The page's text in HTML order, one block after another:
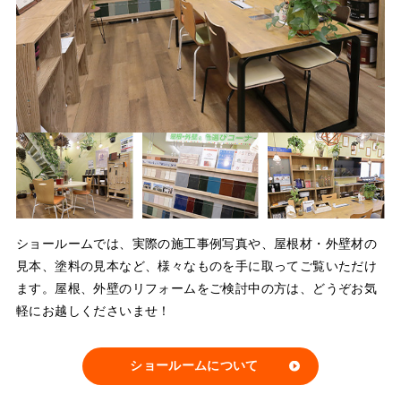
ショールームでは、実際の施工事例写真や、屋根材・外壁材の
見本、塗料の見本など、様々なものを手に取ってご覧いただけ
ます。屋根、外壁のリフォームをご検討中の方は、どうぞお気
軽にお越しくださいませ！
ショールームについて